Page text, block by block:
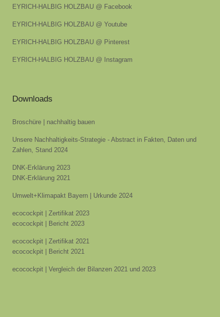
EYRICH-HALBIG HOLZBAU @ Facebook
EYRICH-HALBIG HOLZBAU @ Youtube
EYRICH-HALBIG HOLZBAU @ Pinterest
EYRICH-HALBIG HOLZBAU @ Instagram
Downloads
Broschüre | nachhaltig bauen
Unsere Nachhaltigkeits-Strategie - Abstract in Fakten, Daten und
Zahlen, Stand 2024
DNK-Erklärung 2023
DNK-Erklärung 2021
Umwelt+Klimapakt Bayern | Urkunde 2024
ecocockpit | Zertifikat 2023
ecocockpit | Bericht 2023
ecocockpit | Zertifikat 2021
ecocockpit | Bericht 2021
ecocockpit | Vergleich der Bilanzen 2021 und 2023